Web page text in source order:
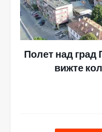
Полет над град
вижте